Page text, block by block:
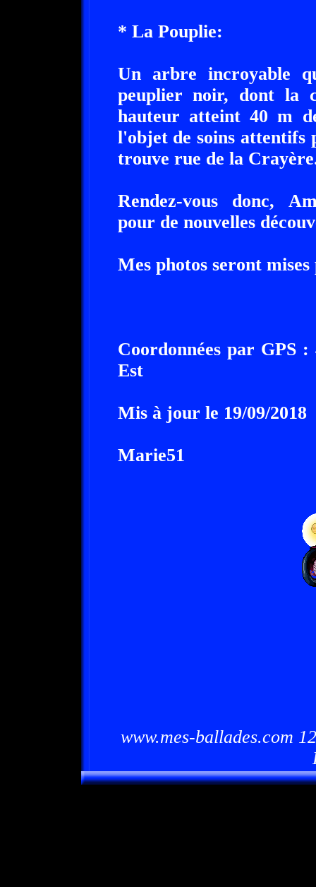
* La Pouplie:
Un arbre incroyable
peuplier noir, dont la
hauteur atteint 40 m
l'objet de soins attentifs
trouve rue de la
Rendez-vous donc,
pour de nouvelles
Mes photos seront
Coordonnées par GPS
Est
Mis à jour le 19/09/2018
Marie51
www.mes-ballades.com